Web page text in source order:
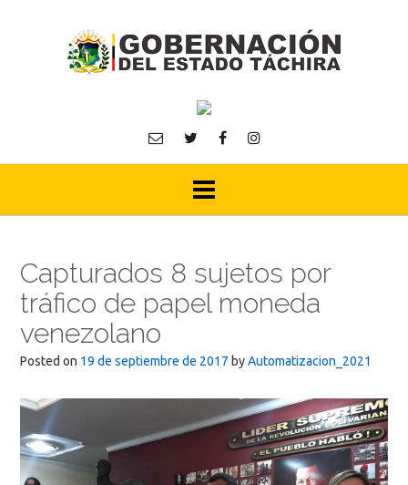
Capturados 8 sujetos por
tráfico de papel moneda
venezolano
Posted on 19 de septiembre de 2017 byAutomatizacion_2021